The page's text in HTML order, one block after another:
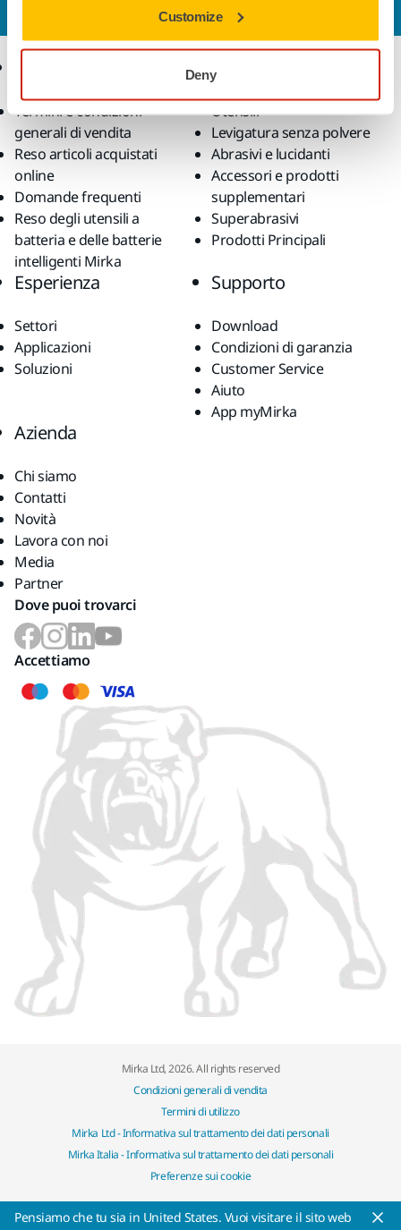
Customize
Deny
Termini e condizioni
generali di vendita
Reso articoli acquistati
online
Domande frequenti
Reso degli utensili a
batteria e delle batterie
intelligenti Mirka
Prodotti
Utensili
Levigatura senza polvere
Abrasivi e lucidanti
Accessori e prodotti
supplementari
Superabrasivi
Prodotti Principali
Esperienza
Settori
Applicazioni
Soluzioni
Supporto
Download
Condizioni di garanzia
Customer Service
Aiuto
App myMirka
Azienda
Chi siamo
Contatti
Novità
Lavora con noi
Media
Partner
Dove puoi trovarci
Accettiamo
Mirka Ltd, 2026. All rights reserved
Condizioni generali di vendita
Termini di utilizzo
Mirka Ltd - Informativa sul trattamento dei dati personali
Mirka Italia - Informativa sul trattamento dei dati personali
Preferenze sui cookie
Pensiamo che tu sia in United States. Vuoi visitare il sito web